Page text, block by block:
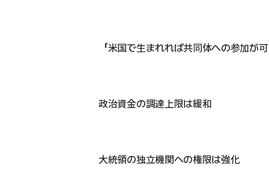
「米国で生まれれば共同体への参加が
政治資金の調達上限は緩和
大統領の独立機関への権限は強化